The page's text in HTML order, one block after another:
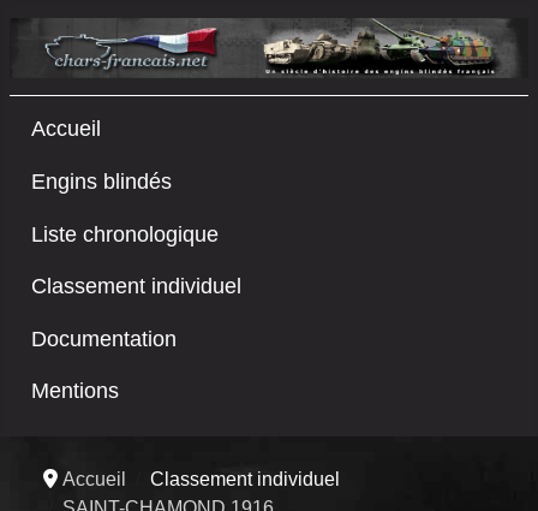
Accueil
Engins blindés
Liste chronologique
Classement individuel
Documentation
Mentions
Accueil
Classement individuel